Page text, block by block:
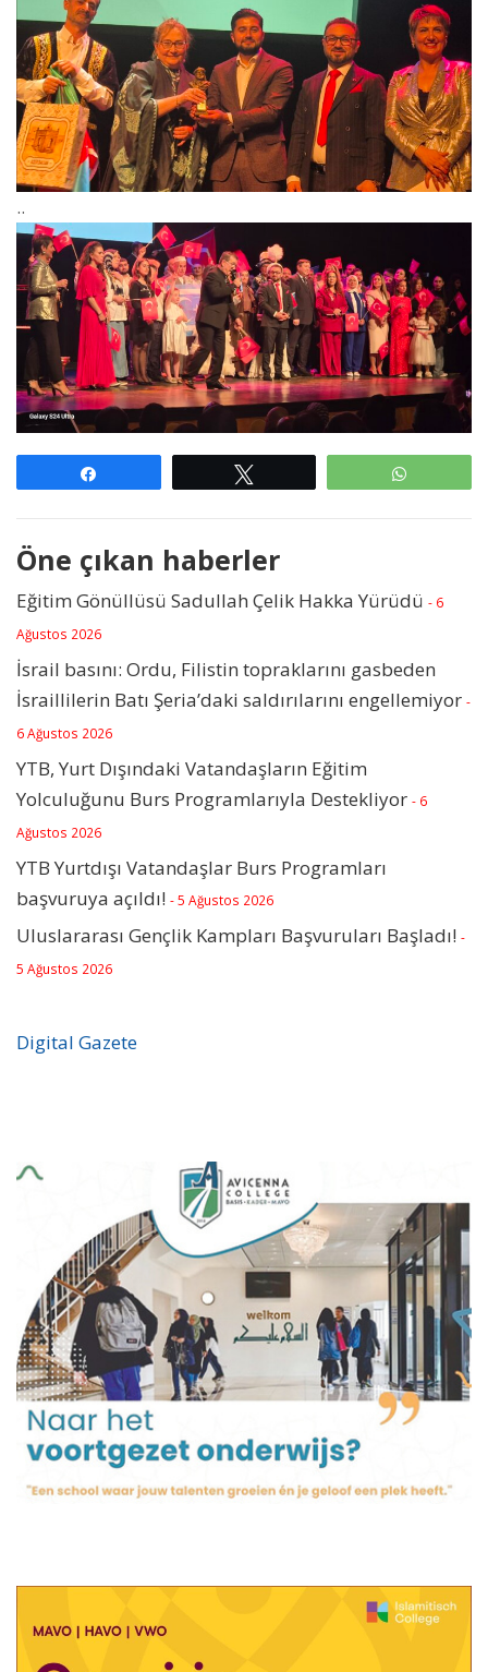
..
Öne çıkan haberler
Eğitim Gönüllüsü Sadullah Çelik Hakka Yürüdü - 6
Ağustos 2026
İsrail basını: Ordu, Filistin topraklarını gasbeden
İsraillilerin Batı Şeria’daki saldırılarını engellemiyor -
6 Ağustos 2026
YTB, Yurt Dışındaki Vatandaşların Eğitim
Yolculuğunu Burs Programlarıyla Destekliyor - 6
Ağustos 2026
YTB Yurtdışı Vatandaşlar Burs Programları
başvuruya açıldı! - 5 Ağustos 2026
Uluslararası Gençlik Kampları Başvuruları Başladı! -
5 Ağustos 2026
Digital Gazete